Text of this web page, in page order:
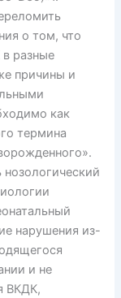
о том, что
в разные
причины и
как
термина
нарушения из-
и не
ВКДК,